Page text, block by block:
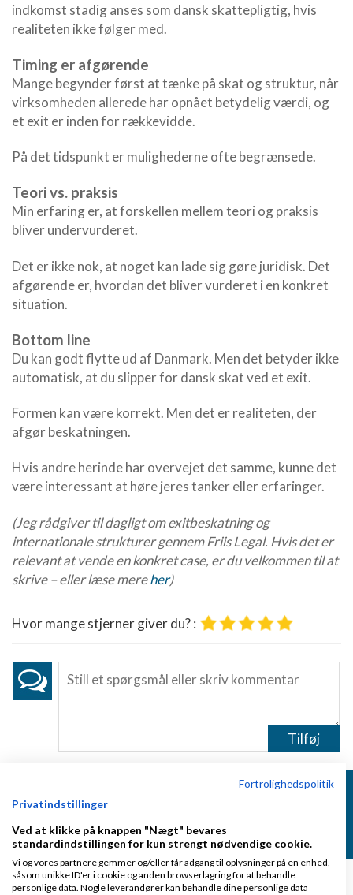
indkomst stadig anses som dansk skattepligtig, hvis
realiteten ikke følger med.
Timing er afgørende
Mange begynder først at tænke på skat og struktur, når
virksomheden allerede har opnået betydelig værdi, og
et exit er inden for rækkevidde.
På det tidspunkt er mulighederne ofte begrænsede.
Teori vs. praksis
Min erfaring er, at forskellen mellem teori og praksis
bliver undervurderet.
Det er ikke nok, at noget kan lade sig gøre juridisk. Det
afgørende er, hvordan det bliver vurderet i en konkret
situation.
Bottom line
Du kan godt flytte ud af Danmark. Men det betyder ikke
automatisk, at du slipper for dansk skat ved et exit.
Formen kan være korrekt. Men det er realiteten, der
afgør beskatningen.
Hvis andre herinde har overvejet det samme, kunne det
være interessant at høre jeres tanker eller erfaringer.
(Jeg rådgiver til dagligt om exitbeskatning og
internationale strukturer gennem Friis Legal. Hvis det er
relevant at vende en konkret case, er du velkommen til at
skrive – eller læse mereher)
Hvor mange stjerner giver du? :
Tilføj
Få besked når Thomas skriver
Skriv dig op
Arkiv
Fortrolighedspolitik
Privatindstillinger
Ved at klikke på knappen "Nægt" bevares
standardindstillingen for kun strengt nødvendige cookie.
Vi og vores partnere gemmer og/eller får adgang til oplysninger på en enhed,
såsom unikke ID'er i cookie og anden browserlagring for at behandle
personlige data. Nogle leverandører kan behandle dine personlige data